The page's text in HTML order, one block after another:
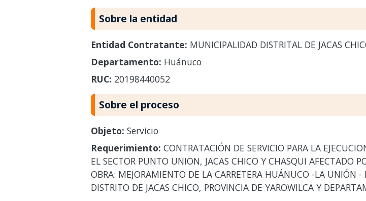
Sobre la entidad
Entidad Contratante: MUNICIPALIDAD DISTRITAL DE JACAS
Departamento: Huánuco
RUC: 20198440052
Sobre el proceso
Objeto: Servicio
Requerimiento: CONTRATACIÓN DE SERVICIO PARA LA
EL SECTOR PUNTO UNION, JACAS CHICO Y CHASQUI AFECTADO
OBRA: MEJORAMIENTO DE LA CARRETERA HUÁNUCO -LA
DISTRITO DE JACAS CHICO, PROVINCIA DE YAROWILCA Y